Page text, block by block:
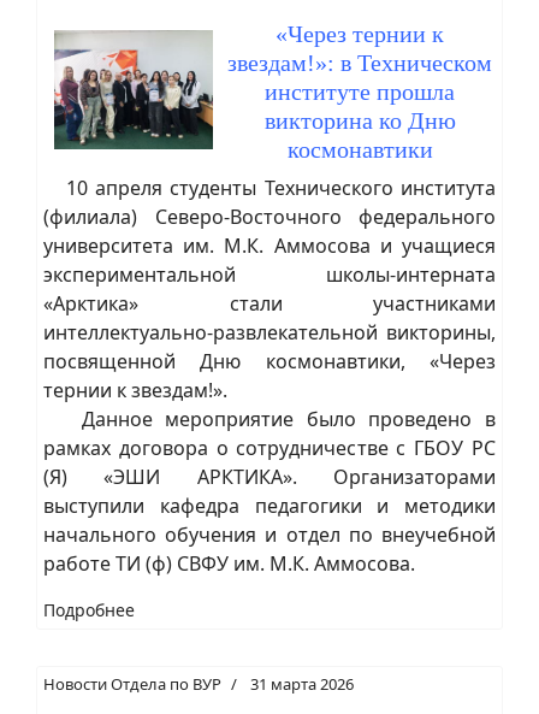
«Через тернии к
звездам!»: в Техническом
институте прошла
викторина ко Дню
космонавтики
10 апреля студенты Технического института
(филиала) Северо-Восточного федерального
университета им. М.К. Аммосова и учащиеся
экспериментальной школы-интерната
«Арктика» стали участниками
интеллектуально-развлекательной викторины,
посвященной Дню космонавтики, «Через
тернии к звездам!».
Данное мероприятие было проведено в
рамках договора о сотрудничестве с ГБОУ РС
(Я) «ЭШИ АРКТИКА». Организаторами
выступили кафедра педагогики и методики
начального обучения и отдел по внеучебной
работе ТИ (ф) СВФУ им. М.К. Аммосова.
Подробнее
Новости Отдела по ВУР 31 марта 2026